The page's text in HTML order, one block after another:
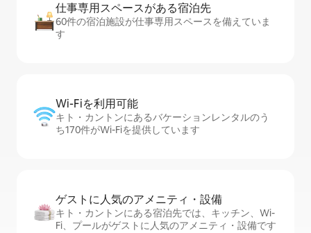
仕事専用ス⁠ペ⁠ー⁠スがあ⁠る宿⁠泊⁠先
60件の宿泊施設が仕事専用スペースを備えていま
す
Wi-Fiを利⁠用⁠可⁠能
キト・カントンにあるバケーションレンタルのう
ち170件がWi-Fiを提供しています
ゲストに人⁠気⁠のア⁠メ⁠ニ⁠テ⁠ィ・設⁠備
キト・カントンにある宿泊先では、キッチン、Wi-
Fi、プールがゲストに人気のアメニティ・設備です